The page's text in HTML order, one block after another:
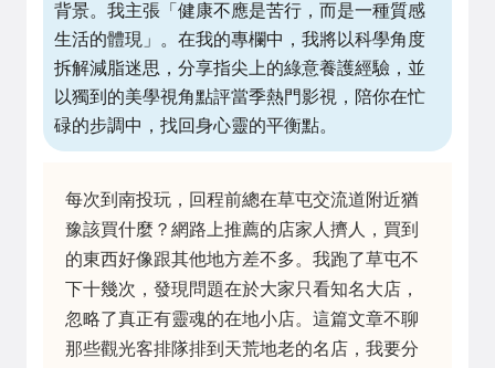
背景。我主張「健康不應是苦行，而是一種質感
生活的體現」。在我的專欄中，我將以科學角度
拆解減脂迷思，分享指尖上的綠意養護經驗，並
以獨到的美學視角點評當季熱門影視，陪你在忙
碌的步調中，找回身心靈的平衡點。
每次到南投玩，回程前總在草屯交流道附近猶
豫該買什麼？網路上推薦的店家人擠人，買到
的東西好像跟其他地方差不多。我跑了草屯不
下十幾次，發現問題在於大家只看知名大店，
忽略了真正有靈魂的在地小店。這篇文章不聊
那些觀光客排隊排到天荒地老的名店，我要分